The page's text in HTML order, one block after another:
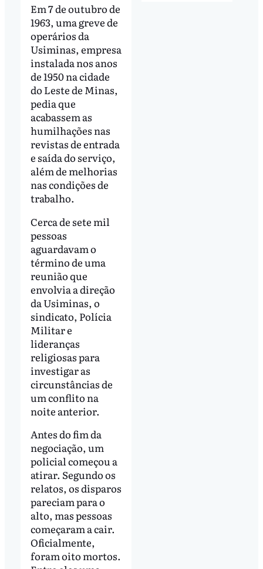
Em 7 de outubro de
1963, uma greve de
operários da
Usiminas, empresa
instalada nos anos
de 1950 na cidade
do Leste de Minas,
pedia que
acabassem as
humilhações nas
revistas de entrada
e saída do serviço,
além de melhorias
nas condições de
trabalho.
Cerca de sete mil
pessoas
aguardavam o
término de uma
reunião que
envolvia a direção
da Usiminas, o
sindicato, Polícia
Militar e
lideranças
religiosas para
investigar as
circunstâncias de
um conflito na
noite anterior.
Antes do fim da
negociação, um
policial começou a
atirar. Segundo os
relatos, os disparos
pareciam para o
alto, mas pessoas
começaram a cair.
Oficialmente,
foram oito mortos.